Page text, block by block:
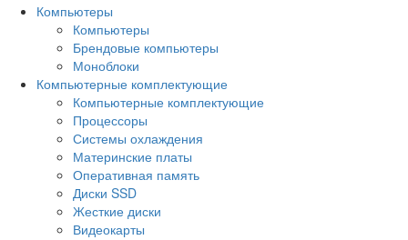
Компьютеры
Компьютеры
Брендовые компьютеры
Моноблоки
Компьютерные комплектующие
Компьютерные комплектующие
Процессоры
Системы охлаждения
Материнские платы
Оперативная память
Диски SSD
Жесткие диски
Видеокарты